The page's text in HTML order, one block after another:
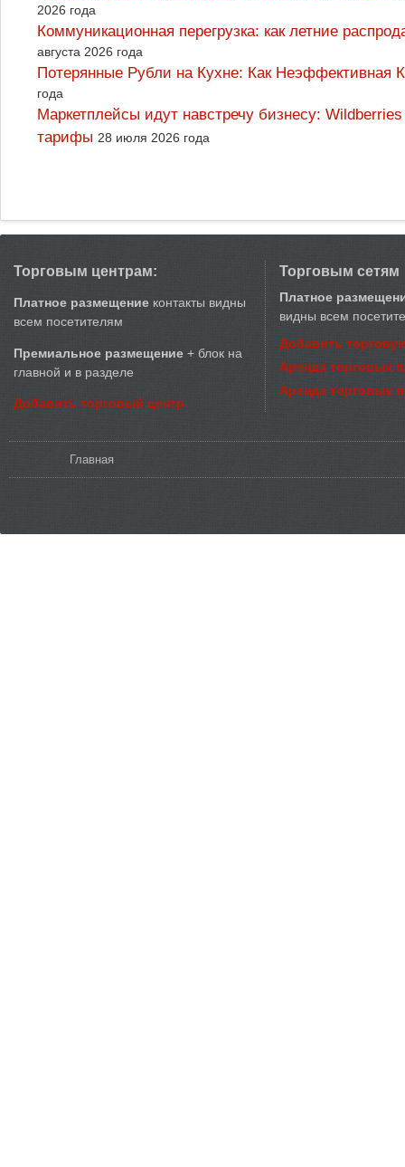
2026 года
Коммуникационная перегрузка: как летние
августа 2026 года
Потерянные Рубли на Кухне: Как
года
Маркетплейсы идут навстречу бизнесу:
тарифы 28 июля 2026 года
Торговым центрам:
Платное размещение контакты видны
всем посетителям
Премиальное размещение + блок на
главной и в разделе
Добавить торговый центр
Торговым сетям
Платное
видны всем
Добавить
Аренда торговых
Аренда торговых
Главная